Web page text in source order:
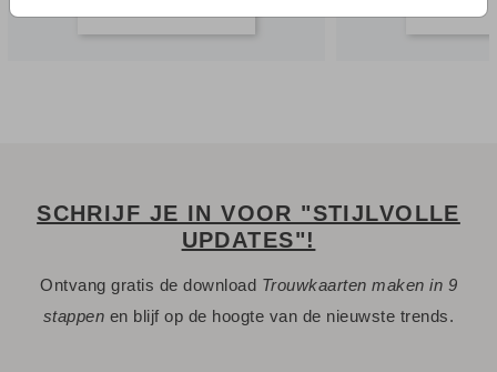
SCHRIJF JE IN VOOR "STIJLVOLLE
UPDATES"!
Ontvang gratis de download Trouwkaarten maken in 9
stappen en blijf op de hoogte van de nieuwste trends.